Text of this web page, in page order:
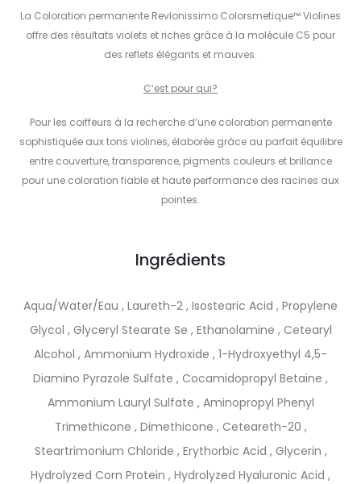
La Coloration permanente Revlonissimo Colorsmetique™ Violines
offre des résultats violets et riches grâce à la molécule C5 pour
des reflets élégants et mauves.
C’est pour qui?
Pour les coiffeurs à la recherche d’une coloration permanente
sophistiquée aux tons violines, élaborée grâce au parfait équilibre
entre couverture, transparence, pigments couleurs et brillance
pour une coloration fiable et haute performance des racines aux
pointes.
Ingrédients
Aqua/Water/Eau , Laureth-2 , Isostearic Acid , Propylene
Glycol , Glyceryl Stearate Se , Ethanolamine , Cetearyl
Alcohol , Ammonium Hydroxide , 1-Hydroxyethyl 4,5-
Diamino Pyrazole Sulfate , Cocamidopropyl Betaine ,
Ammonium Lauryl Sulfate , Aminopropyl Phenyl
Trimethicone , Dimethicone , Ceteareth-20 ,
Steartrimonium Chloride , Erythorbic Acid , Glycerin ,
Hydrolyzed Corn Protein , Hydrolyzed Hyaluronic Acid ,